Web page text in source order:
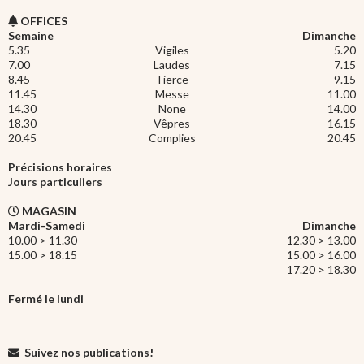
OFFICES
Semaine
Dimanche
5.35
Vigiles
5.20
7.00
Laudes
7.15
8.45
Tierce
9.15
11.45
Messe
11.00
14.30
None
14.00
18.30
Vêpres
16.15
20.45
Complies 20.45
Précisions horaires
Jours particuliers
MAGASIN
Mardi-Samedi
Dimanche
10.00 > 11.30
12.30 > 13.00
15.00 > 18.15
15.00 > 16.00
17.20 > 18.30
Fermé le lundi
Suivez nos publications!